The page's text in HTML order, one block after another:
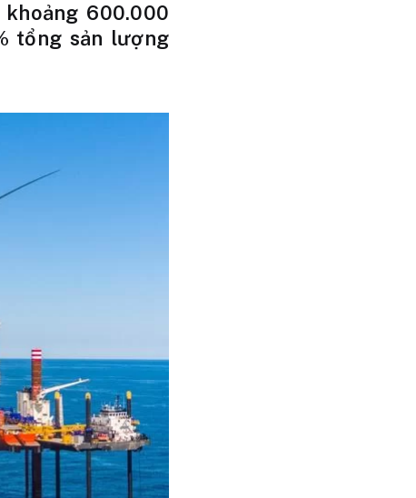
600.000
tổng sản lượng